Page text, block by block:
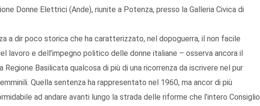
Donne Elettrici (Ande), riunite a Potenza, presso la Galleria Civica di
a dir poco storica che ha caratterizzato, nel dopoguerra, il non facile
lavoro e dell’impegno politico delle donne italiane – osserva ancora il
Basilicata qualcosa di più di una ricorrenza da iscrivere nel pur
Quella sentenza ha rappresentato nel 1960, ma ancor di più
ad andare avanti lungo la strada delle riforme che l’intero Consiglio